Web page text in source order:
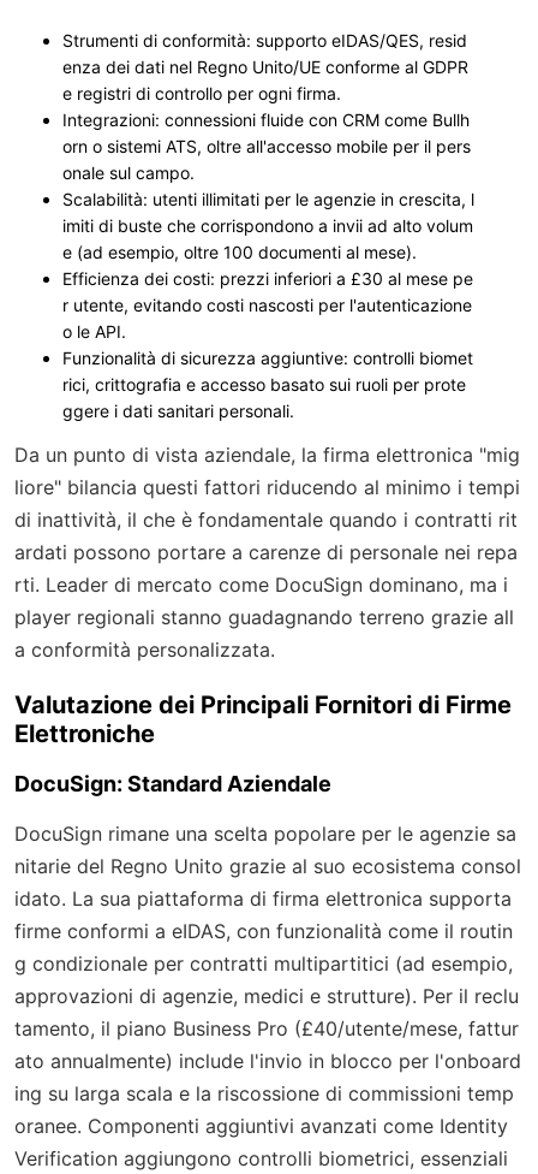
Strumenti di conformità: supporto eIDAS/QES, resid
enza dei dati nel Regno Unito/UE conforme al GDPR
e registri di controllo per ogni firma.
Integrazioni: connessioni fluide con CRM come Bullh
orn o sistemi ATS, oltre all'accesso mobile per il pers
onale sul campo.
Scalabilità: utenti illimitati per le agenzie in crescita, l
imiti di buste che corrispondono a invii ad alto volum
e (ad esempio, oltre 100 documenti al mese).
Efficienza dei costi: prezzi inferiori a £30 al mese pe
r utente, evitando costi nascosti per l'autenticazione
o le API.
Funzionalità di sicurezza aggiuntive: controlli biomet
rici, crittografia e accesso basato sui ruoli per prote
ggere i dati sanitari personali.
Da un punto di vista aziendale, la firma elettronica "mig
liore" bilancia questi fattori riducendo al minimo i tempi
di inattività, il che è fondamentale quando i contratti rit
ardati possono portare a carenze di personale nei repa
rti. Leader di mercato come DocuSign dominano, ma i
player regionali stanno guadagnando terreno grazie all
a conformità personalizzata.
Valutazione dei Principali Fornitori di Firme
Elettroniche
DocuSign: Standard Aziendale
DocuSign rimane una scelta popolare per le agenzie sa
nitarie del Regno Unito grazie al suo ecosistema consol
idato. La sua piattaforma di firma elettronica supporta
firme conformi a eIDAS, con funzionalità come il routin
g condizionale per contratti multipartitici (ad esempio,
approvazioni di agenzie, medici e strutture). Per il reclu
tamento, il piano Business Pro (£40/utente/mese, fattur
ato annualmente) include l'invio in blocco per l'onboard
ing su larga scala e la riscossione di commissioni temp
oranee. Componenti aggiuntivi avanzati come Identity
Verification aggiungono controlli biometrici, essenziali